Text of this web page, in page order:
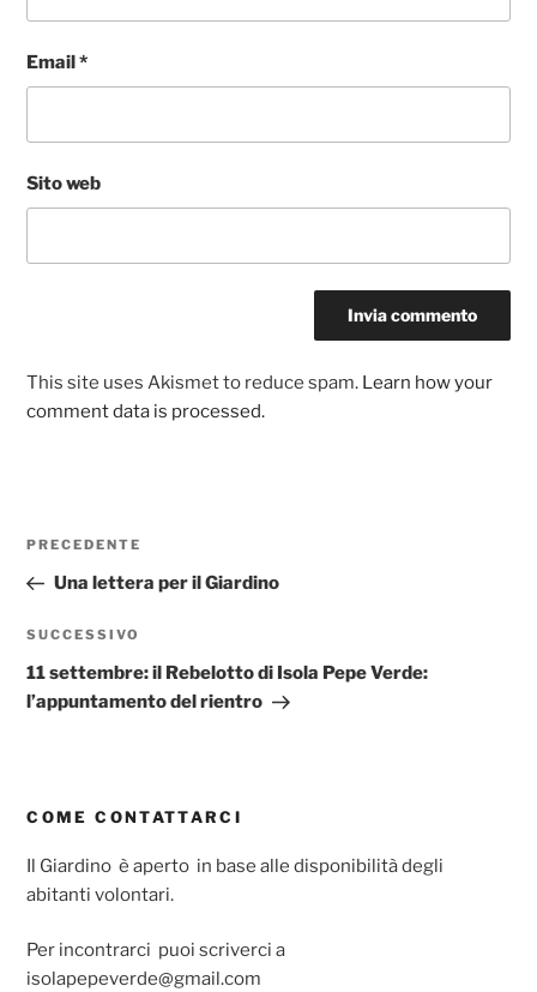
Email*
Sito web
This site uses Akismet to reduce spam. Learn how your
comment data is processed.
Navigazione
Articolo
precedente:
PRECEDENTE
Una lettera per il Giardino
Articolo
successivo
SUCCESSIVO
11 settembre: il Rebelotto di Isola Pepe Verde:
l’appuntamento del rientro
COME CONTATTARCI
Il Giardino è aperto in base alle disponibilità degli
abitanti volontari.
Per incontrarci puoi scriverci a
isolapepeverde@gmail.com